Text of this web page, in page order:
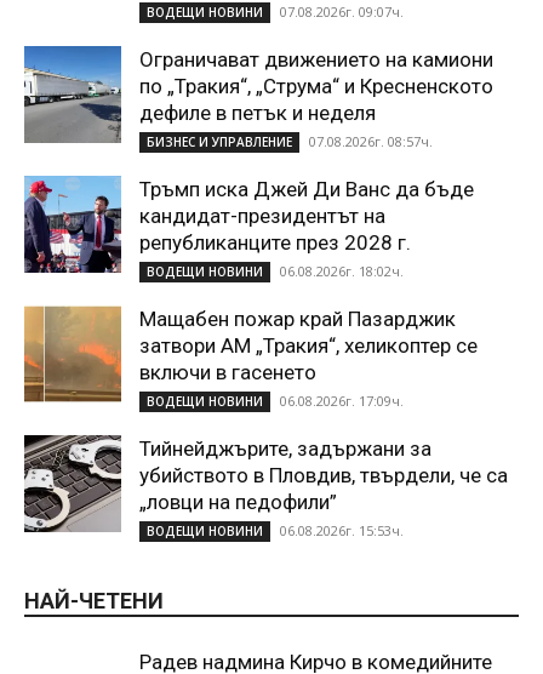
ВОДЕЩИ НОВИНИ 07.08.2026г. 09:07ч.
Ограничават движението на камиони
по „Тракия“, „Струма“ и Кресненското
дефиле в петък и неделя
БИЗНЕС И УПРАВЛЕНИЕ 07.08.2026г. 08:57ч.
Тръмп иска Джей Ди Ванс да бъде
кандидат-президентът на
републиканците през 2028 г.
ВОДЕЩИ НОВИНИ 06.08.2026г. 18:02ч.
Мащабен пожар край Пазарджик
затвори АМ „Тракия“, хеликоптер се
включи в гасенето
ВОДЕЩИ НОВИНИ 06.08.2026г. 17:09ч.
Тийнейджърите, задържани за
убийството в Пловдив, твърдели, че са
„ловци на педофили”
ВОДЕЩИ НОВИНИ 06.08.2026г. 15:53ч.
НАЙ-ЧЕТЕНИ
Радев надмина Кирчо в комедийните